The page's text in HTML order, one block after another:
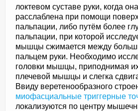
локтевом суставе руки, когда
расслаблена при помощи
пальпации, либо путём более
пальпации, при которой
мышцы сжимается между
пальцем руки. Необходимо
головки мышцы, приподнимая
плечевой мышцы и слегка
Ввиду веретенообразного
миофасциальные триггерные
локализуются по центру